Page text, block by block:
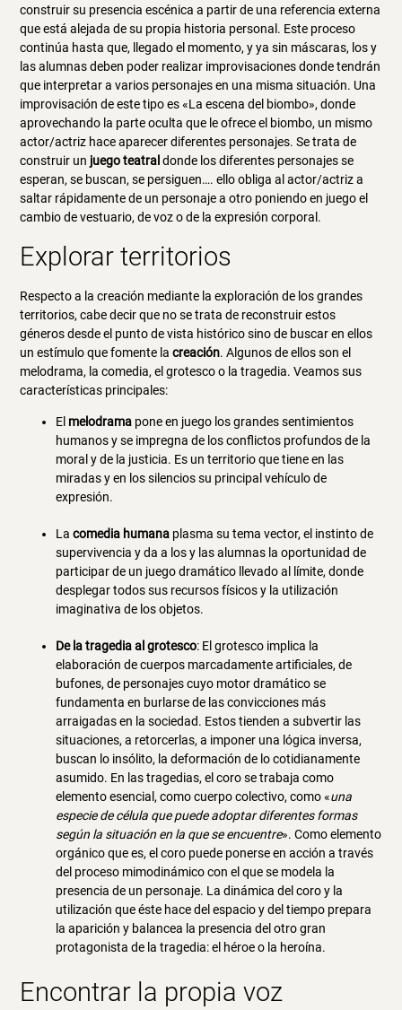
construir su presencia escénica a partir de una referencia externa
que está alejada de su propia historia personal. Este proceso
continúa hasta que, llegado el momento, y ya sin máscaras, los y
las alumnas deben poder realizar improvisaciones donde tendrán
que interpretar a varios personajes en una misma situación. Una
improvisación de este tipo es «La escena del biombo», donde
aprovechando la parte oculta que le ofrece el biombo, un mismo
actor/actriz hace aparecer diferentes personajes. Se trata de
construir un juego teatral donde los diferentes personajes se
esperan, se buscan, se persiguen…. ello obliga al actor/actriz a
saltar rápidamente de un personaje a otro poniendo en juego el
cambio de vestuario, de voz o de la expresión corporal.
Explorar territorios
Respecto a la creación mediante la exploración de los grandes
territorios, cabe decir que no se trata de reconstruir estos
géneros desde el punto de vista histórico sino de buscar en ellos
un estímulo que fomente lacreación. Algunos de ellos son el
melodrama, la comedia, el grotesco o la tragedia. Veamos sus
características principales:
El melodrama pone en juego los grandes sentimientos
humanos y se impregna de los conflictos profundos de la
moral y de la justicia. Es un territorio que tiene en las
miradas y en los silencios su principal vehículo de
expresión.
La comedia humana plasma su tema vector, el instinto de
supervivencia y da a los y las alumnas la oportunidad de
participar de un juego dramático llevado al límite, donde
desplegar todos sus recursos físicos y la utilización
imaginativa de los objetos.
De la tragedia al grotesco: El grotesco implica la
elaboración de cuerpos marcadamente artificiales, de
bufones, de personajes cuyo motor dramático se
fundamenta en burlarse de las convicciones más
arraigadas en la sociedad. Estos tienden a subvertir las
situaciones, a retorcerlas, a imponer una lógica inversa,
buscan lo insólito, la deformación de lo cotidianamente
asumido. En las tragedias, el coro se trabaja como
elemento esencial, como cuerpo colectivo, como «una
especie de célula que puede adoptar diferentes formas
según la situación en la que se encuentre». Como elemento
orgánico que es, el coro puede ponerse en acción a través
del proceso mimodinámico con el que se modela la
presencia de un personaje. La dinámica del coro y la
utilización que éste hace del espacio y del tiempo prepara
la aparición y balancea la presencia del otro gran
protagonista de la tragedia: el héroe o la heroína.
Encontrar la propia voz